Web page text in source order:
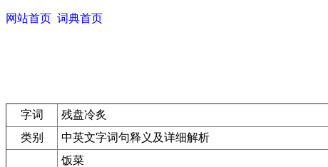
网站首页 词典首页
字词
残盘冷炙
类别
中英文字词句释义及详细解析
饭菜